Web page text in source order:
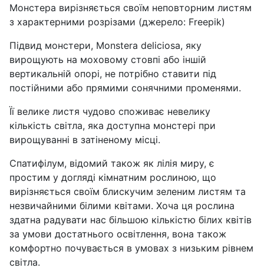
Монстера вирізняється своїм неповторним листям
з характерними розрізами (джерело: Freepik)
Підвид монстери, Monstera deliciosa, яку
вирощують на моховому стовпі або іншій
вертикальній опорі, не потрібно ставити під
постійними або прямими сонячними променями.
Її велике листя чудово споживає невелику
кількість світла, яка доступна монстері при
вирощуванні в затіненому місці.
Спатифілум, відомий також як лілія миру, є
простим у догляді кімнатним рослиною, що
вирізняється своїм блискучим зеленим листям та
незвичайними білими квітами. Хоча ця рослина
здатна радувати нас більшою кількістю білих квітів
за умови достатнього освітлення, вона також
комфортно почувається в умовах з низьким рівнем
світла.